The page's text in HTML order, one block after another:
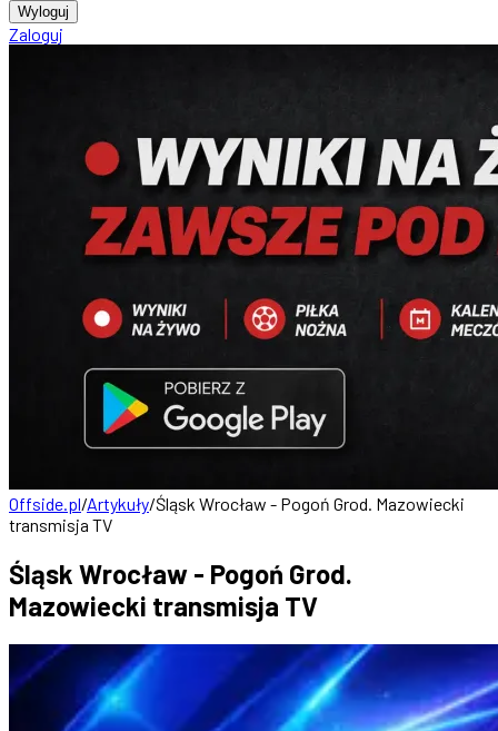
Wyloguj
Zaloguj
Offside.pl/Artykuły/Śląsk Wrocław - Pogoń Grod. Mazowiecki
transmisja TV
Śląsk Wrocław - Pogoń Grod.
Mazowiecki transmisja TV